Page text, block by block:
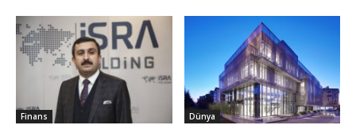
Finans Dünya